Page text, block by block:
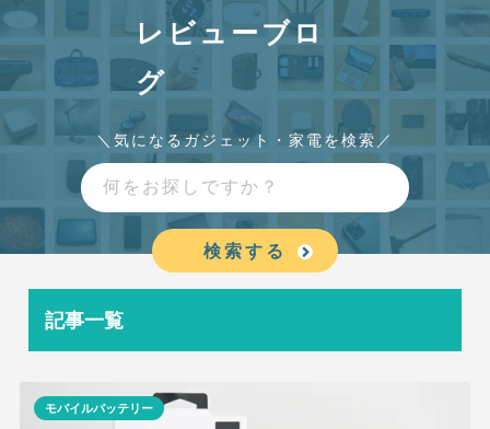
レビューブロ
グ
気になるガジェット・家電を検索
検索する
記事一覧
モバイルバッテリー